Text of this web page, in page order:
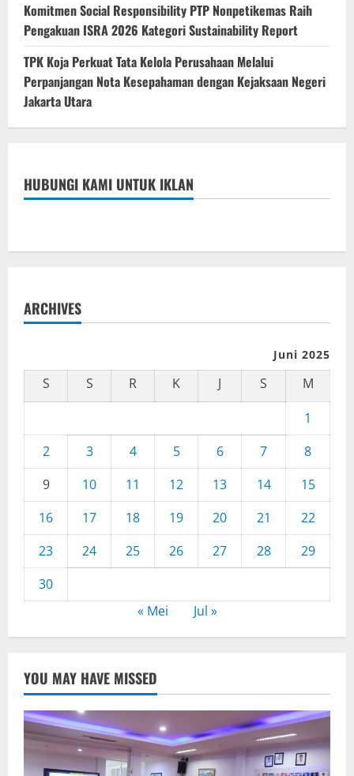
Komitmen Social Responsibility PTP Nonpetikemas Raih
Pengakuan ISRA 2026 Kategori Sustainability Report
TPK Koja Perkuat Tata Kelola Perusahaan Melalui
Perpanjangan Nota Kesepahaman dengan Kejaksaan Negeri
Jakarta Utara
HUBUNGI KAMI UNTUK IKLAN
ARCHIVES
Juni 2025
S S R K J S
M
1
2
3 4 5 6 7
8
9
10 11 12 13 14
15
16
17 18 19 20 21
22
23
24 25 26 27 28
29
30
« Mei
Jul »
YOU MAY HAVE MISSED